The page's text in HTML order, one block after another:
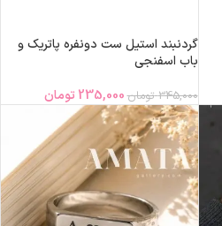
گردنبند استیل ست دونفره پاتریک و
باب اسفنجی
345,000 تومان235,000 تومان